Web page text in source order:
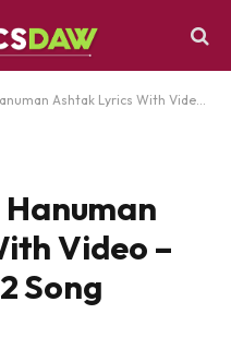
Lyrics With Video – Hariharan | 1992 Song
Video –
Song